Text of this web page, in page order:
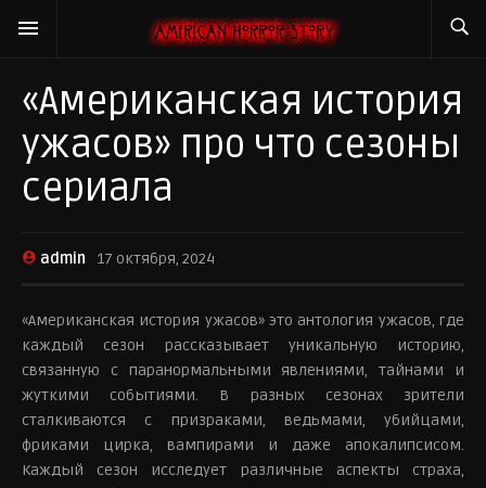
«Американская история
ужасов» про что сезоны
сериала
admin 17 октября, 2024
«Американская история ужасов» это антология ужасов, где
каждый сезон рассказывает уникальную историю,
связанную с паранормальными явлениями, тайнами и
жуткими событиями. В разных сезонах зрители
сталкиваются с призраками, ведьмами, убийцами,
фриками цирка, вампирами и даже апокалипсисом.
Каждый сезон исследует различные аспекты страха,